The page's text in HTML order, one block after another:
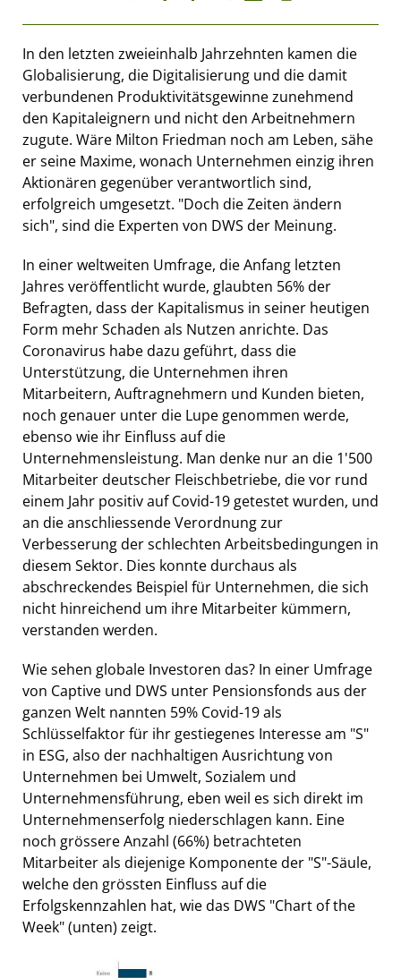
In den letzten zweieinhalb Jahrzehnten kamen die
Globalisierung, die Digitalisierung und die damit
verbundenen Produktivitätsgewinne zunehmend
den Kapitaleignern und nicht den Arbeitnehmern
zugute. Wäre Milton Friedman noch am Leben, sähe
er seine Maxime, wonach Unternehmen einzig ihren
Aktionären gegenüber verantwortlich sind,
erfolgreich umgesetzt. "Doch die Zeiten ändern
sich", sind die Experten von DWS der Meinung.
In einer weltweiten Umfrage, die Anfang letzten
Jahres veröffentlicht wurde, glaubten 56% der
Befragten, dass der Kapitalismus in seiner heutigen
Form mehr Schaden als Nutzen anrichte. Das
Coronavirus habe dazu geführt, dass die
Unterstützung, die Unternehmen ihren
Mitarbeitern, Auftragnehmern und Kunden bieten,
noch genauer unter die Lupe genommen werde,
ebenso wie ihr Einfluss auf die
Unternehmensleistung. Man denke nur an die 1'500
Mitarbeiter deutscher Fleischbetriebe, die vor rund
einem Jahr positiv auf Covid-19 getestet wurden, und
an die anschliessende Verordnung zur
Verbesserung der schlechten Arbeitsbedingungen in
diesem Sektor. Dies konnte durchaus als
abschreckendes Beispiel für Unternehmen, die sich
nicht hinreichend um ihre Mitarbeiter kümmern,
verstanden werden.
Wie sehen globale Investoren das? In einer Umfrage
von Captive und DWS unter Pensionsfonds aus der
ganzen Welt nannten 59% Covid-19 als
Schlüsselfaktor für ihr gestiegenes Interesse am "S"
in ESG, also der nachhaltigen Ausrichtung von
Unternehmen bei Umwelt, Sozialem und
Unternehmensführung, eben weil es sich direkt im
Unternehmenserfolg niederschlagen kann. Eine
noch grössere Anzahl (66%) betrachteten
Mitarbeiter als diejenige Komponente der "S"-Säule,
welche den grössten Einfluss auf die
Erfolgskennzahlen hat, wie das DWS "Chart of the
Week" (unten) zeigt.